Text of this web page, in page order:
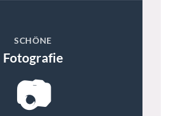
SCHÖNE
Fotografie
📷